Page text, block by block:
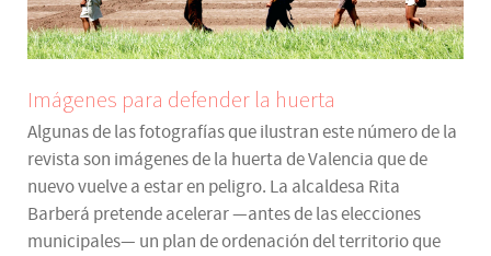
Imágenes para defender la huerta
Algunas de las fotografías que ilustran este número de la
revista son imágenes de la huerta de Valencia que de
nuevo vuelve a estar en peligro. La alcaldesa Rita
Barberá pretende acelerar —antes de las elecciones
municipales— un plan de ordenación del territorio que